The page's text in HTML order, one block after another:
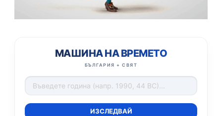
МАШИНА НА ВРЕМЕТО
БЪЛГАРИЯ + СВЯТ
ИЗСЛЕДВАЙ